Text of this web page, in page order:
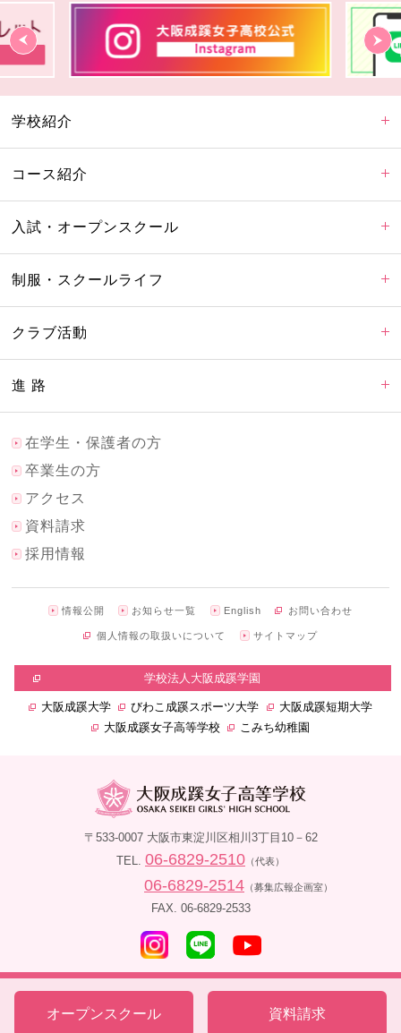
学校紹介
コース紹介
入試・オープンスクール
制服・スクールライフ
クラブ活動
進 路
在学生・保護者の方
卒業生の方
アクセス
資料請求
採用情報
情報公開 お知らせ一覧 English お問い合わせ
個人情報の取扱いについて サイトマップ
学校法人大阪成蹊学園
大阪成蹊大学 びわこ成蹊スポーツ大学
大阪成蹊短期大学
大阪成蹊女子高等学校
こみち幼稚園
〒533-0007 大阪市東淀川区相川3丁目10－62
TEL. 06-6829-2510 （代表）
06-6829-2514 （募集広報企画室）
FAX. 06-6829-2533
オープンスクール 資料請求